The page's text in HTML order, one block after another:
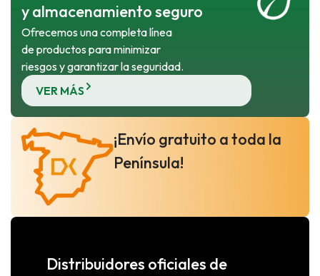
y almacenamiento seguro
Ofrecemos una completa línea
de productos para minimizar
riesgos y garantizar la seguridad.
VER MÁS
¡Envío gratuito a toda la
Península!
Distribuidores oficiales de